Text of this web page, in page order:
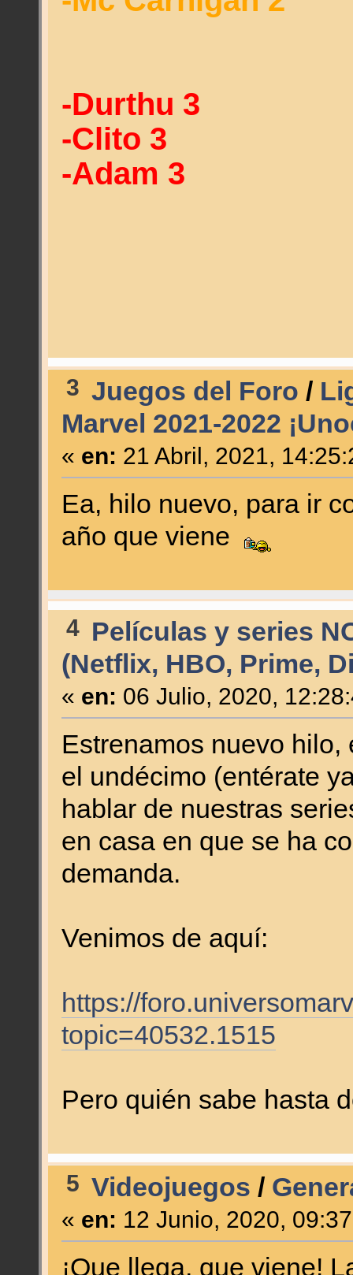
-Durthu 3
-Clito 3
-Adam 3
3 Juegos del Foro /
Marvel 2021-2022
« en: 21 Abril, 2021,
Ea, hilo nuevo, para ir
año que viene
4 Películas y series
(Netflix, HBO, Prime,
« en: 06 Julio, 2020,
Estrenamos nuevo
el undécimo (entérate
hablar de nuestras
en casa en que se ha
demanda.
Venimos de aquí:
https://
topic=40532.1515
Pero quién sabe hasta
5 Videojuegos /
« en: 12 Junio, 2020,
¡Que llega, que viene!